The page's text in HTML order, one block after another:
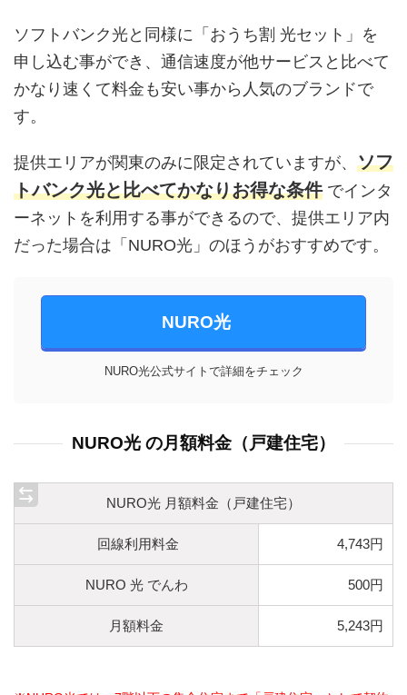
ソフトバンク光と同様に「おうち割 光セット」を
申し込む事ができ、通信速度が他サービスと比べて
かなり速くて料金も安い事から人気のブランドで
す。
提供エリアが関東のみに限定されていますが、 ソフ
トバンク光と比べてかなりお得な条件でインタ
ーネットを利用する事ができるので、提供エリア内
だった場合は「NURO光」のほうがおすすめです。
NURO光
NURO光公式サイトで詳細をチェック
NURO光 の月額料金（戸建住宅）
NURO光 月額料金（戸建住宅）
回線利用料金 4,743円
NURO 光 でんわ 500円
月額料金 5,243円